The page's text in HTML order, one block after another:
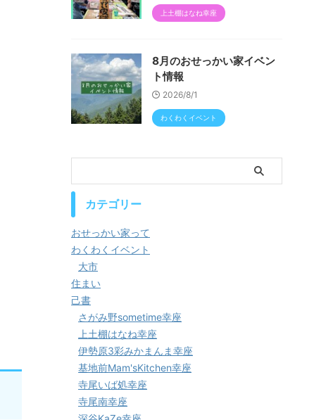
上土棚はなね幸座
8月のおせっかい家イベン
ト情報
2026/8/1
わくわくイベント
カテゴリー
おせっかい家って
わくわくイベント
大市
住まい
己書
さがみ野sometime幸座
上土棚はなね幸座
伊勢原3彩みかまんま幸座
基地前Mam'sKitchen幸座
寺尾いば処幸座
寺尾南幸座